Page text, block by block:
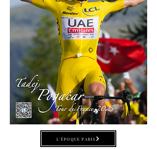
L'ÉPOQUE PARIS